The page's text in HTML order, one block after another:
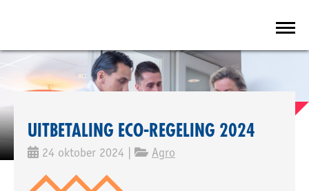
UITBETALING ECO-REGELING 2024
24 oktober 2024 | Agro